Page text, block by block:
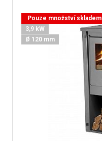
Pouze množství skladem
3,9 kW
Ø 120 mm